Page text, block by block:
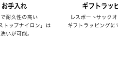
お手入れ
耐久性の高い
トップナイロン」は
いが可能。
ギフトラッ
レスポートサック
ギフトラッピングに